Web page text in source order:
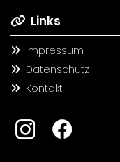
 Links
 Impressum
 Datenschutz
 Kontakt